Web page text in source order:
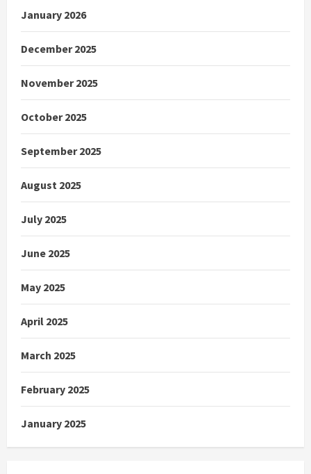
January 2026
December 2025
November 2025
October 2025
September 2025
August 2025
July 2025
June 2025
May 2025
April 2025
March 2025
February 2025
January 2025